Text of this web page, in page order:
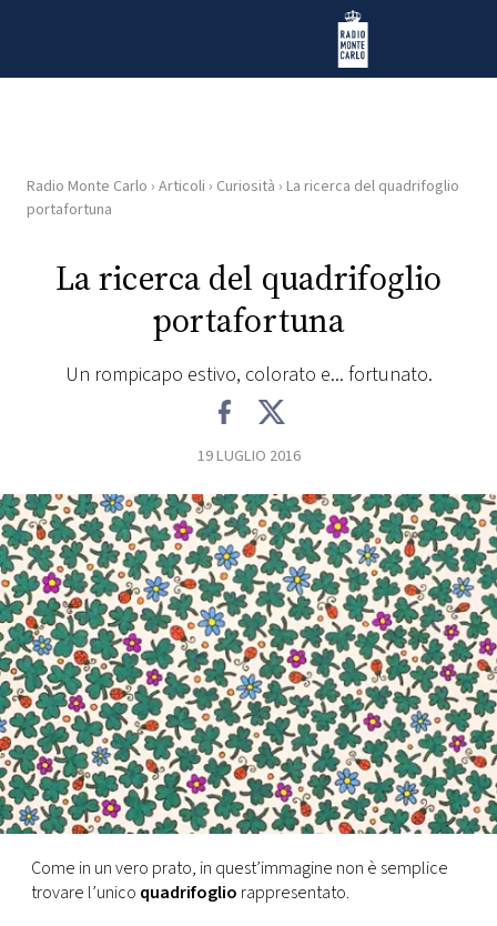
Radio Monte Carlo
HOME
RADIO
FOTO
CONCORSI
EVENTI
VIDEO
TV
PRINCIPATO
DI
Radio Monte Carlo › Articoli › Curiosità › La ricerca del quadrifoglio
portafortuna
La ricerca del quadrifoglio
portafortuna
Un rompicapo estivo, colorato e... fortunato.
19 LUGLIO 2016
Come in un vero prato, in quest’immagine non è semplice
trovare l’unico quadrifoglio rappresentato.